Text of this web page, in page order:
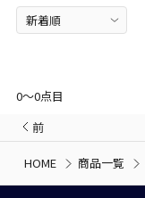
0〜0点目
前
HOME 商品一覧